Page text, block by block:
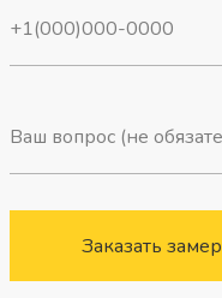
Заказать замер